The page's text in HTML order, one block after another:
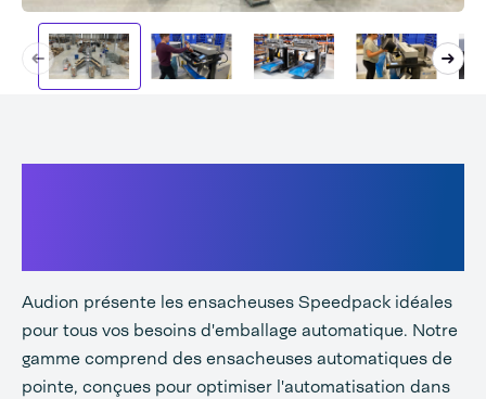
Audion présente les ensacheuses Speedpack idéales
pour tous vos besoins d'emballage automatique. Notre
gamme comprend des ensacheuses automatiques de
pointe, conçues pour optimiser l'automatisation dans